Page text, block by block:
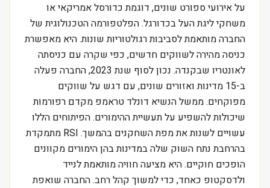
על אירועי ספורט שונים, דוגמת כדורסל אמריקאי או
משחקי ליגת העל בכדורגל. הפלטפורמה הטכנולוגית של
החברה מותאמת לסביבות רגולטוריות שונות. היא מאפשרת
כניסה מהירה לשווקים חדשים, כפי שקרה עם כניסתה
לאונטריו שבקנדה. נכון לסוף שנת 2023, החברה פעלה
ב-15 מדינות ואזורים שונים, עם דגש על שווקים
מפוקחים. ממשל הנשיא דונלד טראמפ מקדם רפורמות
שיכולות להשפיע על תעשיית ההימורים. הפיתוחים הללו
עשויים לשנות את מפת השחקנים בהמשך. RSI מתמקדת
בהרחבת נתח השוק שלה במדינות בהן הימורים מקוונים
הופכים חוקיים. היא מציעה חוויה מותאמת לנייד
ולדסקטופ כאחד, כדי למשוך קהל רחב. החברה שואפת